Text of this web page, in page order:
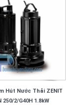
Hút Nước Thải ZENIT
250/2/G40H 1.8kW